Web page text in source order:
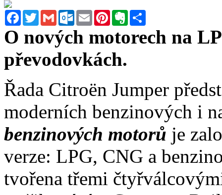
FacebookTwitterGmail Outlook.com
Email PinterestEvernote
O nových motorech na
převodovkách.
Řada Citroën Jumper
moderních benzinových i
benzinových motorů je
verze: LPG, CNG a
tvořena třemi